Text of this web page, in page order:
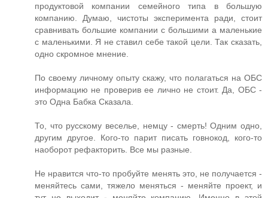
продуктовой компании семейного типа в большую
компанию. Думаю, чистоты эксперимента ради, стоит
сравнивать большие компании с большими а маленькие
с маленькими. Я не ставил себе такой цели. Так сказать,
одно скромное мнение.
По своему личному опыту скажу, что полагаться на ОБС
информацию не проверив ее лично не стоит. Да, ОБС -
это Одна Бабка Сказала.
То, что русскому веселье, немцу - смерть! Одним одно,
другим другое. Кого-то парит писать говнокод, кого-то
наоборот рефакторить. Все мы разные.
Не нравится что-то пробуйте менять это, не получается -
меняйтесь сами, тяжело меняться - меняйте проект, и